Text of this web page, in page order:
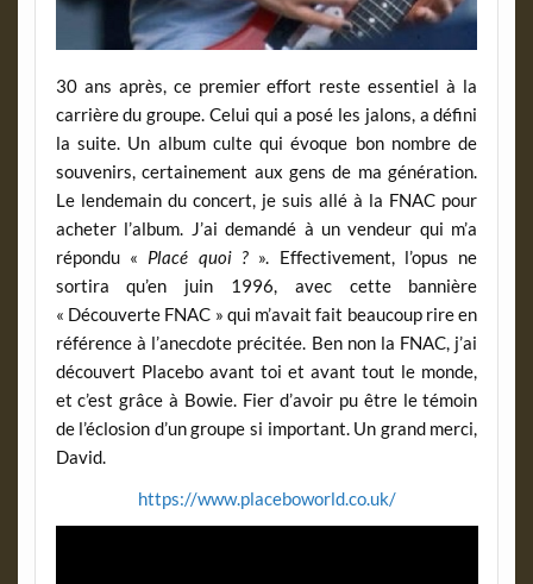
30 ans après, ce premier effort reste essentiel à la
carrière du groupe. Celui qui a posé les jalons, a défini
la suite. Un album culte qui évoque bon nombre de
souvenirs, certainement aux gens de ma génération.
Le lendemain du concert, je suis allé à la FNAC pour
acheter l’album. J’ai demandé à un vendeur qui m’a
répondu « Placé quoi ? ». Effectivement, l’opus ne
sortira qu’en juin 1996, avec cette bannière
« Découverte FNAC » qui m’avait fait beaucoup rire en
référence à l’anecdote précitée. Ben non la FNAC, j’ai
découvert Placebo avant toi et avant tout le monde,
et c’est grâce à Bowie. Fier d’avoir pu être le témoin
de l’éclosion d’un groupe si important. Un grand merci,
David.
https://www.placeboworld.co.uk/